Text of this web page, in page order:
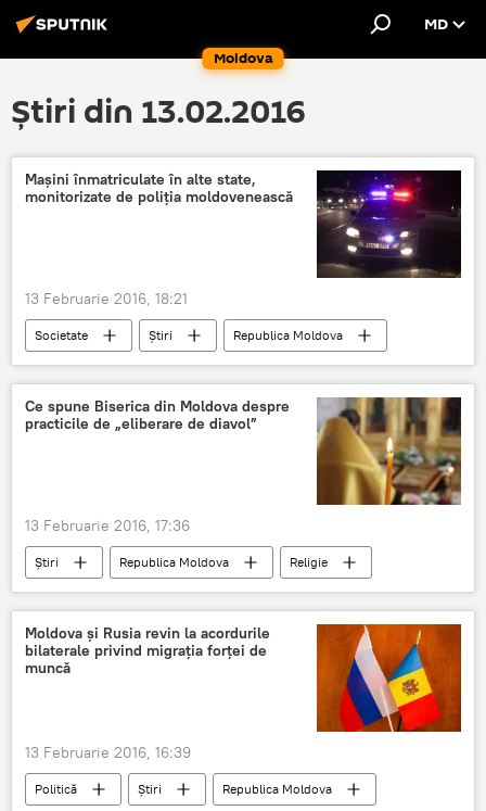
Moldova
MD
Știri din 13.02.2016
Mașini înmatriculate în alte state,
monitorizate de poliția moldovenească
13 Februarie 2016, 18:21
Societate Știri
Republica Moldova
Moldova
poliție
mașini
filtre
Ce spune Biserica din Moldova despre
practicile de „eliberare de diavol”
13 Februarie 2016, 17:36
Știri Republica Moldova
Religie
Moldova
preot biserica
Moldova și Rusia revin la acordurile
bilaterale privind migraţia forţei de
muncă
13 Februarie 2016, 16:39
Politică Știri
Republica Moldova